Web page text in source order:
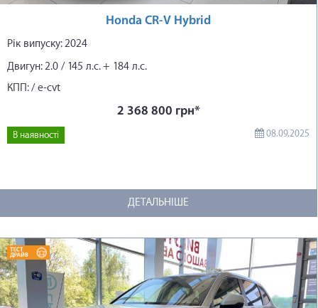
Honda CR-V Hybrid
Рік випуску: 2024
Двигун: 2.0 / 145 л.с. + 184 л.с.
КПП: / e-cvt
2 368 800 грн*
В наявності 08.09.2025
ДЕТАЛЬНІШЕ